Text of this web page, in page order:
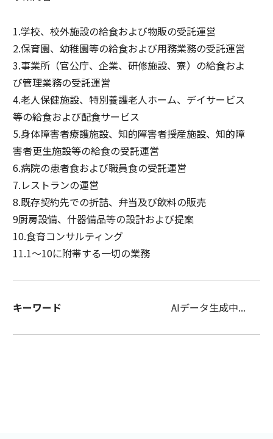
1.学校、校外施設の給食および物販の受託運営
2.保育園、幼稚園等の給食および用務業務の受託運営
3.事業所（官公庁、企業、研修施設、寮）の給食およ
び管理業務の受託運営
4.老人保健施設、特別養護老人ホーム、デイサービス
等の給食および配食サービス
5.身体障害者療護施設、知的障害者授産施設、知的障
害者更生施設等の給食の受託運営
6.病院の患者食および職員食の受託運営
7.レストランの運営
8.既存契約先での折詰、弁当及び飲料の販売
9厨房設備、什器備品等の設計および提案
10.食育コンサルティング
11.1～10に附帯する一切の業務
キーワード AIデータ生成中...